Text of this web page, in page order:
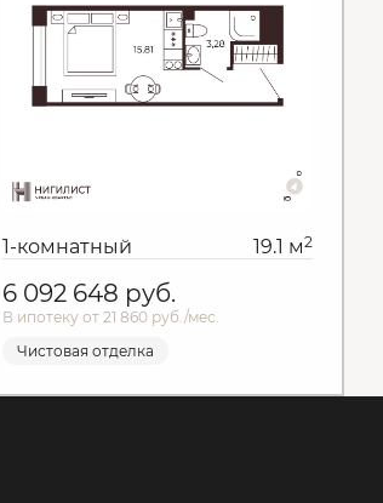
1-комнатный 19.1 м2
6 092 648 руб.
В ипотеку от 21 860 руб./мес.
Чистовая отделка